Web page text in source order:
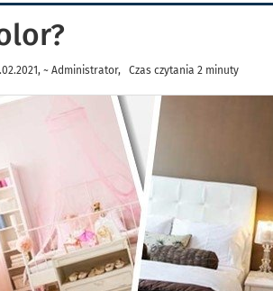
~ Administrator, Czas czytania 2 minuty